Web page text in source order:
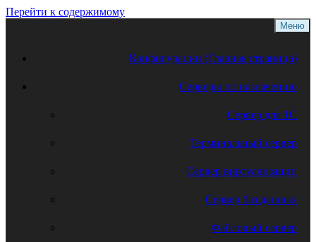
Перейти к содержимому
Меню
Конфигурации (Главная страница)
Серверы по назначению
Сервер для 1С
Терминальный сервер
Сервер виртуализации
Сервер баз данных
Файловый сервер